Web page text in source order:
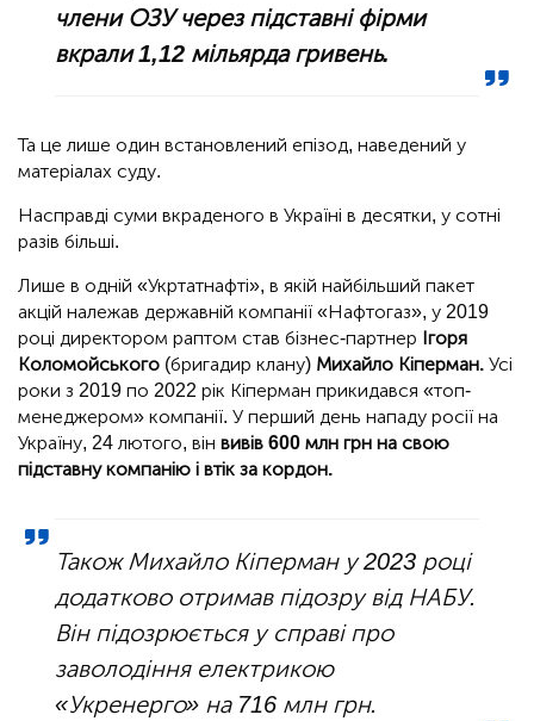
члени ОЗУ через підставні фірми
вкрали 1,12 мільярда гривень.
Та це лише один встановлений епізод, наведений у
матеріалах суду.
Насправді суми вкраденого в Україні в десятки, у сотні
разів більші.
Лише в одній «Укртатнафті», в якій найбільший пакет
акцій належав державній компанії «Нафтогаз», у 2019
році директором раптом став бізнес-партнер Ігоря
Коломойського (бригадир клану) Михайло Кіперман. Усі
роки з 2019 по 2022 рік Кіперман прикидався «топ-
менеджером» компанії. У перший день нападу росії на
Україну, 24 лютого, він вивів 600 млн грн на свою
підставну компанію і втік за кордон.
Також Михайло Кіперман у 2023 році
додатково отримав підозру від НАБУ.
Він підозрюється у справі про
заволодіння електрикою
«Укренерго» на 716 млн грн.